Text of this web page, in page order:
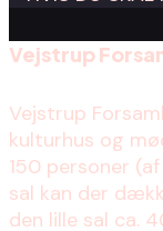
Vejstrup
Vejstrup
kulturhus og
150 personer
sal kan der
den lille sal ca.